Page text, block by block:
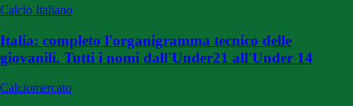
Calcio Italiano
Italia: completo l'organigramma tecnico delle
giovanili. Tutti i nomi dall'Under21 all'Under 14
Calciomercato